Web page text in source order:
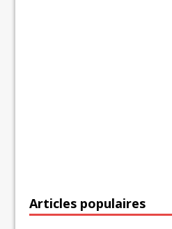
Articles populaires